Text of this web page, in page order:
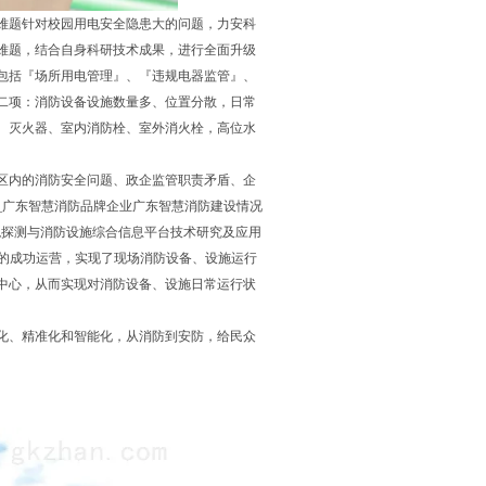
题针对校园用电安全隐患大的问题，力安科
，结合自身科研技术成果，进行全面升级
『场所用电管理』、『违规电器监管』、
：消防设备设施数量多、位置分散，日常
灭火器、室内消防栓、室外消火栓，高位水
内的消防安全问题、政企监管职责矛盾、企
东智慧消防品牌企业广东智慧消防建设情况
测与消防设施综合信息平台技术研究及应用
成功运营，实现了现场消防设备、设施运行
心，从而实现对消防设备、设施日常运行状
精准化和智能化，从消防到安防，给民众